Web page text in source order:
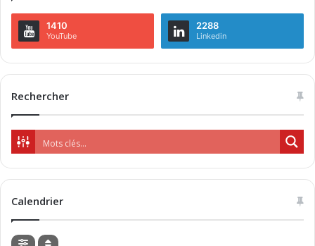
1410
YouTube
2288
Linkedin
Rechercher
Calendrier